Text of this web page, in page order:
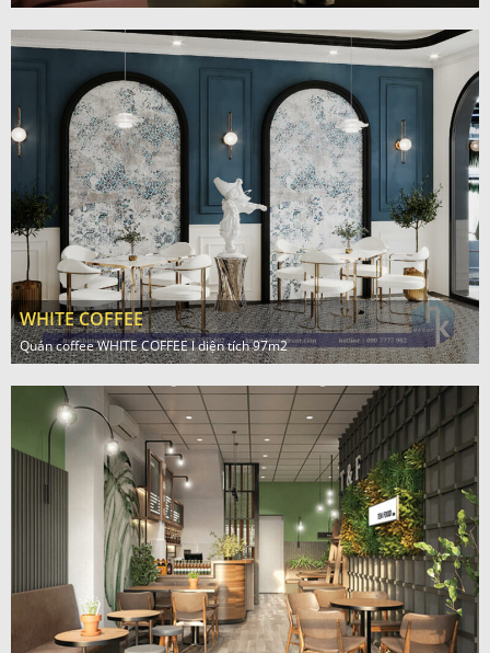
WHITE COFFEE
Quán coffee WHITE COFFEE l diện tích 97m2